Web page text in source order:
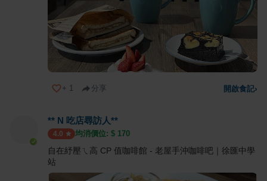
+ 1 分享 開啟食記›
** N 吃店尋訪人**
4.0 均消價位: $ 170
自在紓壓ㄟ高 CP 值咖啡館 - 老屋手沖咖啡吧｜徐匯中學
站